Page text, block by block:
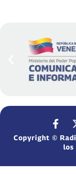
Copyright ©
los